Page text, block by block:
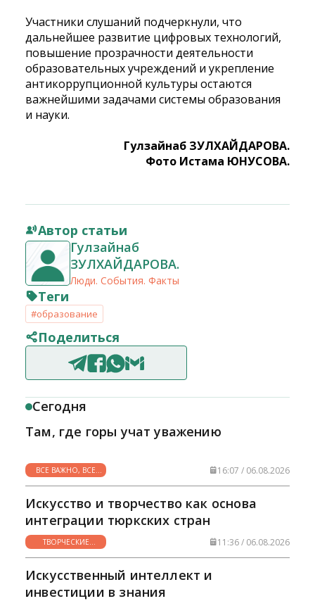
Участники слушаний подчеркнули, что
дальнейшее развитие цифровых технологий,
повышение прозрачности деятельности
образовательных учреждений и укрепление
антикоррупционной культуры остаются
важнейшими задачами системы образования
и науки.
Гулзайнаб ЗУЛХАЙДАРОВА.
Фото Истама ЮНУСОВА.
Автор статьи
Гулзайнаб
ЗУЛХАЙДАРОВА.
Люди. События. Факты
Теги
#образование
Поделиться
Сегодня
Там, где горы учат уважению
ВСЕ ВАЖНО, ВСЕ
НУЖНО
16:07 / 06.08.2026
Искусство и творчество как основа
интеграции тюркских стран
ТВОРЧЕСКИЕ
ГОРИЗОНТЫ
11:36 / 06.08.2026
Искусственный интеллект и
инвестиции в знания